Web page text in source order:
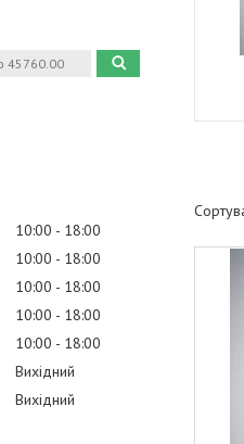
10:00
18:00
10:00
18:00
10:00
18:00
10:00
18:00
10:00
18:00
Вихідний
Вихідний